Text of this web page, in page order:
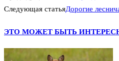
Следующая статьяДорогие
ЭТО МОЖЕТ БЫТЬ